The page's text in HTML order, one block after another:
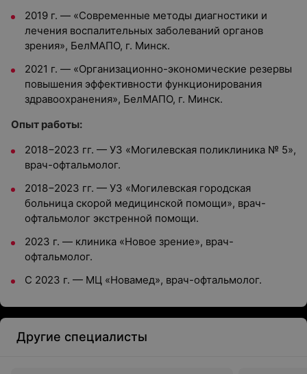
2019 г. — «Современные методы диагностики и
лечения воспалительных заболеваний органов
зрения», БелМАПО, г. Минск.
2021 г. — «Организационно-экономические резервы
повышения эффективности функционирования
здравоохранения», БелМАПО, г. Минск.
Опыт работы:
2018−2023 гг. — УЗ «Могилевская поликлиника № 5»,
врач-офтальмолог.
2018−2023 гг. — УЗ «Могилевская городская
больница скорой медицинской помощи», врач-
офтальмолог экстренной помощи.
2023 г. — клиника «Новое зрение», врач-
офтальмолог.
С 2023 г. — МЦ «Новамед», врач-офтальмолог.
Другие специалисты